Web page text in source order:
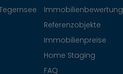
Immobilienbewertung
Referenzobjekte
Immobilienpreise
Home Staging
FAQ